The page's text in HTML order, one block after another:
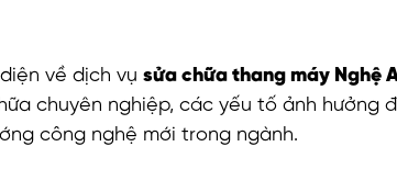
về dịch vụ sửa chữa thang máy Nghệ
chuyên nghiệp, các yếu tố ảnh hưởng
công nghệ mới trong ngành.